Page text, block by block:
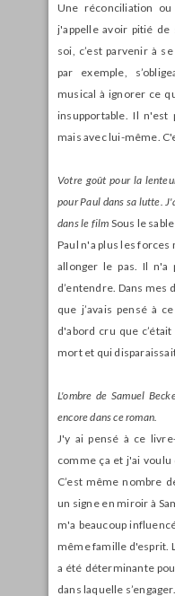
Une réconciliation
j'appelle avoir pitié
soi, c’est parvenir à
par exemple,
musical à ignorer ce
insupportable. Il n'est
mais avec lui-même.
Votre goût pour la
pour Paul dans sa lutte.
dans le film Sous le sable
Paul n'a plus les
allonger le pas. Il n'a
d’entendre. Dans
que j’avais pensé à
d'abord cru que
mort et qui
L'ombre de Samuel
encore dans ce roman.
J'y ai pensé à ce
comme ça et j'ai
C’est même nombre
un signe en miroir à
m'a beaucoup
même famille d'esprit.
a été déterminante
dans laquelle s’engager.